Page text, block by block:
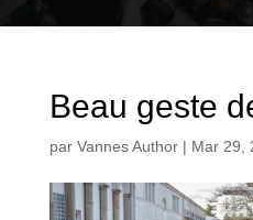
Beau geste
par Vannes Author| Mar 29,